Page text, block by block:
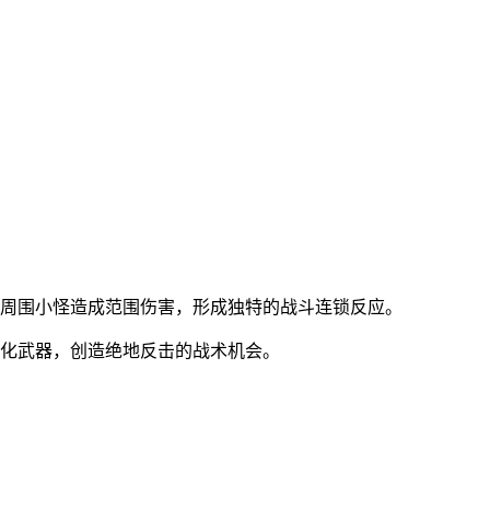
小怪造成范围伤害，形成独特的战斗连锁反应。
武器，创造绝地反击的战术机会。